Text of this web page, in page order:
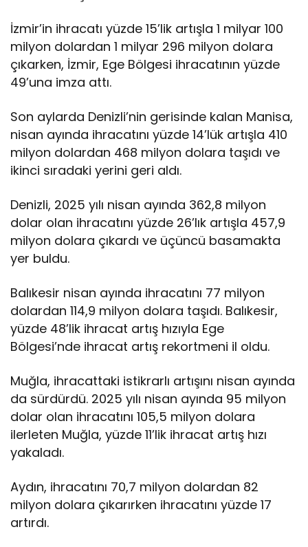
İzmir’in ihracatı yüzde 15’lik artışla 1 milyar 100
milyon dolardan 1 milyar 296 milyon dolara
çıkarken, İzmir, Ege Bölgesi ihracatının yüzde
49’una imza attı.
Son aylarda Denizli’nin gerisinde kalan Manisa,
nisan ayında ihracatını yüzde 14’lük artışla 410
milyon dolardan 468 milyon dolara taşıdı ve
ikinci sıradaki yerini geri aldı.
Denizli, 2025 yılı nisan ayında 362,8 milyon
dolar olan ihracatını yüzde 26’lık artışla 457,9
milyon dolara çıkardı ve üçüncü basamakta
yer buldu.
Balıkesir nisan ayında ihracatını 77 milyon
dolardan 114,9 milyon dolara taşıdı. Balıkesir,
yüzde 48’lik ihracat artış hızıyla Ege
Bölgesi’nde ihracat artış rekortmeni il oldu.
Muğla, ihracattaki istikrarlı artışını nisan ayında
da sürdürdü. 2025 yılı nisan ayında 95 milyon
dolar olan ihracatını 105,5 milyon dolara
ilerleten Muğla, yüzde 11’lik ihracat artış hızı
yakaladı.
Aydın, ihracatını 70,7 milyon dolardan 82
milyon dolara çıkarırken ihracatını yüzde 17
artırdı.